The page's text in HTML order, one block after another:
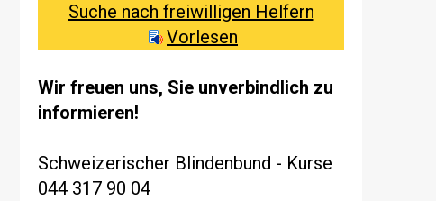
Suche nach freiwilligen Helfern
Vorlesen
Wir freuen uns, Sie unverbindlich zu
informieren!
Schweizerischer Blindenbund - Kurse
044 317 90 04